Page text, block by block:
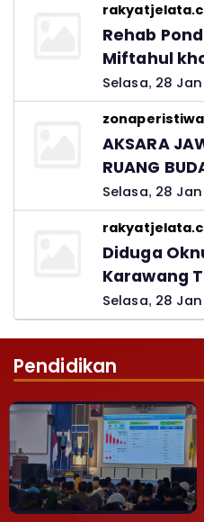
Rehab
Miftahul
Hutang Ke
Kadis
Jawab
Selasa, 28 Jan
AKSARA
RUANG
LELUHUR
Selasa, 28 Jan
Diduga
Karawang
Pemohon
Selasa, 28 Jan
Pendidikan